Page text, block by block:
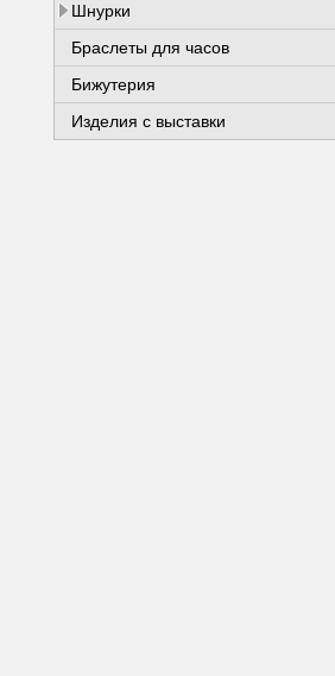
Шнурки
Браслеты для часов
Бижутерия
Изделия с выставки